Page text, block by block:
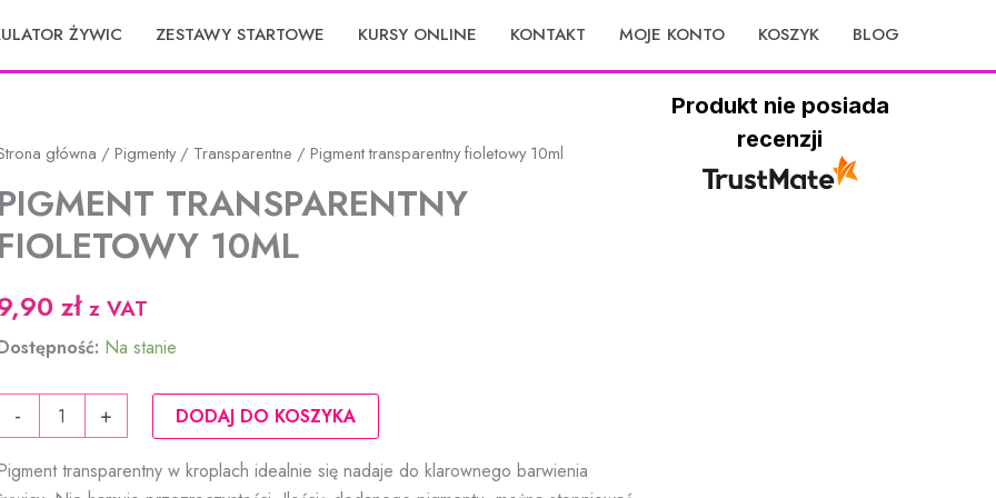
ŻYWIC ZESTAWY STARTOWE KURSY ONLINE KONTAKT MOJE KONTO KOSZYK BLOG
główna / Pigmenty/ Transparentne / Pigment transparentny fioletowy 10ml
PIGMENT TRANSPARENTNY
FIOLETOWY 10ML
zł z VAT
Na stanie
-
Pigment
+ DODAJ DO KOSZYKA
transparentny w kroplach idealnie się nadaje do klarownego barwienia
Produkt nie posiada
recenzji